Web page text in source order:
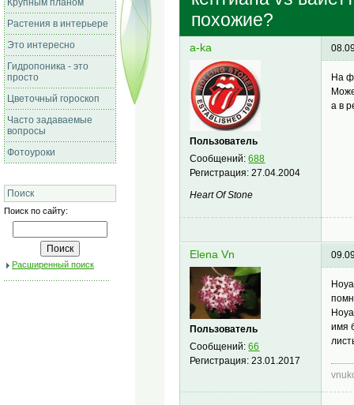
Крупным планом
Растения в интерьере
Это интересно
Гидропоника - это
просто
Цветочный гороскоп
Часто задаваемые
вопросы
Фотоуроки
Поиск
Поиск по сайту:
Расширенный поиск
похожие?
a-ka
Пользователь
Сообщений:688
Регистрация:27.04.2004
Heart Of Stone
На
а в
Elena Vn
Пользователь
Сообщений:66
Регистрация:23.01.2017
имя